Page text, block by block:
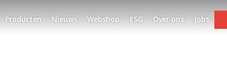
Producten Nieuws Webshop ESG Over ons Jobs